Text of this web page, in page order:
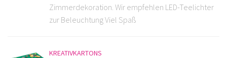
Zimmerdekoration. Wir empfehlen LED-Teelichter
zur Beleuchtung Viel Spaß
KREATIVKARTONS